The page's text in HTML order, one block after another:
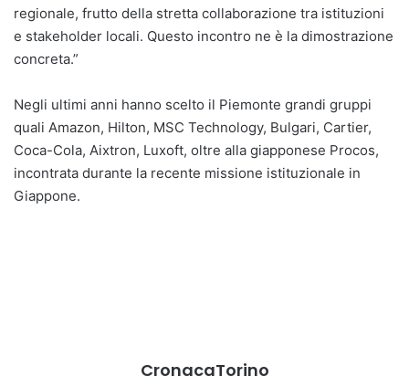
regionale, frutto della stretta collaborazione tra istituzioni
e stakeholder locali. Questo incontro ne è la dimostrazione
concreta.”
Negli ultimi anni hanno scelto il Piemonte grandi gruppi
quali Amazon, Hilton, MSC Technology, Bulgari, Cartier,
Coca-Cola, Aixtron, Luxoft, oltre alla giapponese Procos,
incontrata durante la recente missione istituzionale in
Giappone.
CronacaTorino